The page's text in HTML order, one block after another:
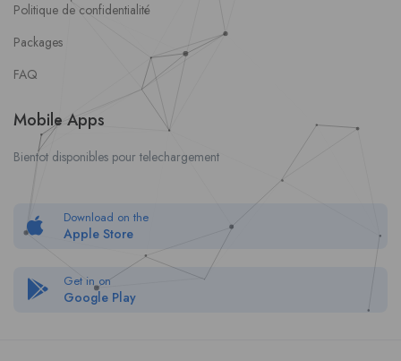
Politique de confidentialité
Packages
FAQ
Mobile Apps
Bientot disponibles pour telechargement
Download on the
Apple Store
Get in on
Google Play